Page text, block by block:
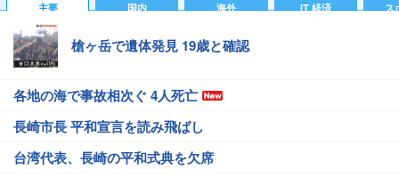
主要 国内 海外 IT 経済 ス
槍ヶ岳で遺体発見 19歳と確認
各地の海で事故相次ぐ 4人死亡
長崎市長 平和宣言を読み飛ばし
台湾代表、長崎の平和式典を欠席